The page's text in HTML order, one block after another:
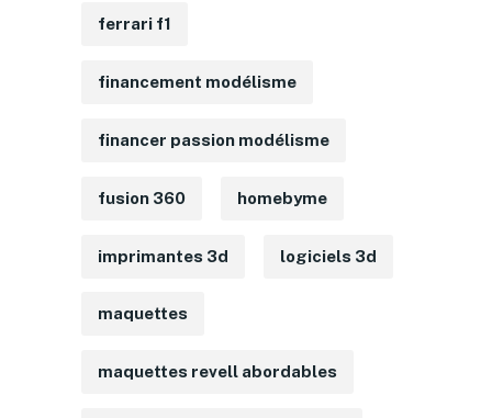
ferrari f1
financement modélisme
financer passion modélisme
fusion 360 homebyme
imprimantes 3d logiciels 3d
maquettes
maquettes revell abordables